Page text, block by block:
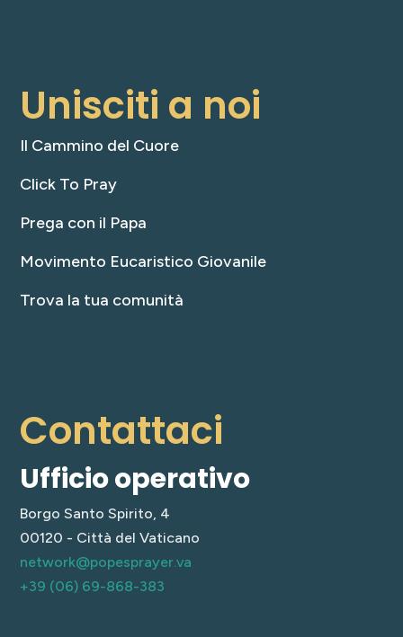
Unisciti a noi
Il Cammino del Cuore
Click To Pray
Prega con il Papa
Movimento Eucaristico Giovanile
Trova la tua comunità
Contattaci
Ufficio operativo
Borgo Santo Spirito, 4
00120 - Città del Vaticano
network@popesprayer.va
+39 (06) 69-868-383